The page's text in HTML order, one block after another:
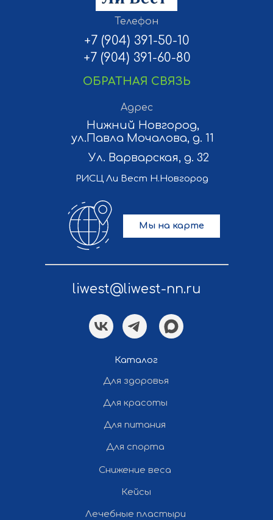
liwest@liwest-nn.ru
Телефон
+7 (904) 391-50-10
+7 (904) 391-60-80
ОБРАТНАЯ СВЯЗЬ
Снижение веса
Кейсы
Лечебные пластыри
Каталог
Для здоровья
Для красоты
Для питания
Для спорта
Мы на карте
Адрес
Ул. Варварская, д. 32
Нижний Новгород,
ул.Павла Мочалова, д. 11
РИСЦ Ли Вест Н.Новгород
Все права защищены ©
— «Полдень»